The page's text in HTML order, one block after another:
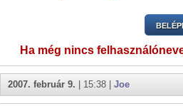
Ha még nincs
2007. február 9. | 15:38 | Joe